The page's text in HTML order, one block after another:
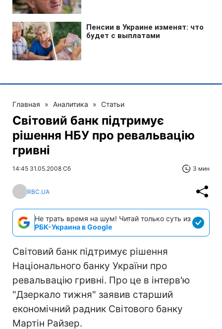
Главная » Аналитика » Статьи
Світовий банк підтримує
рішення НБУ про ревальвацію
гривні
14:45 31.05.2008 Сб 3 мин
RBC.UA
Не трать время на шум! Читай только суть из
РБК-Украина в Google
Світовий банк підтримує рішення
Національного банку України про
ревальвацію гривні. Про це в інтерв'ю
"Дзеркало тижня" заявив старший
економічний радник Світового банку
Мартін Райзер.